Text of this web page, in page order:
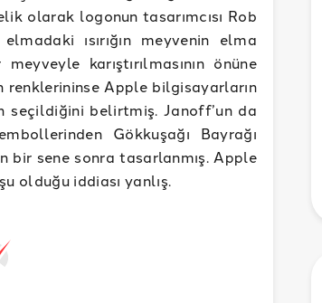
olarak logonun tasarımcısı Rob
ısırığın meyvenin elma
karıştırılmasının önüne
Apple bilgisayarların
seçildiğini belirtmiş. Janoff’un da
Gökkuşağı Bayrağı
bir sene sonra tasarlanmış. Apple
olduğu iddiası yanlış.